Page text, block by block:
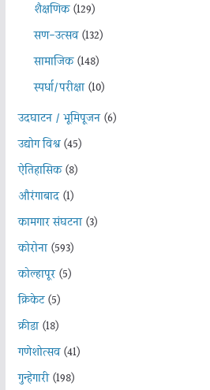
शैक्षणिक(129)
सण-उत्सव(132)
सामाजिक(148)
स्पर्धा/परीक्षा(10)
उदघाटन / भूमिपूजन(6)
उद्योग विश्व(45)
ऐतिहासिक(8)
औरंगाबाद(1)
कामगार संघटना(3)
कोरोना(593)
कोल्हापूर(5)
क्रिकेट(5)
क्रीडा(18)
गणेशोत्सव(41)
गुन्हेगारी(198)